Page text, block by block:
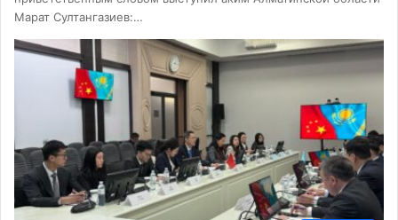
Марат Султангазиев:…